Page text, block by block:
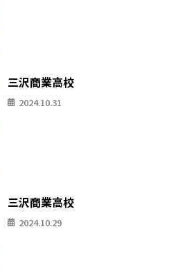
三沢商業高校
2024.10.31
三沢商業高校
2024.10.29